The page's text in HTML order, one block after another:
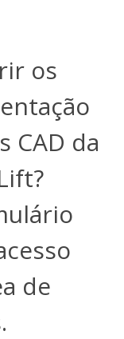
os
CAD da
de